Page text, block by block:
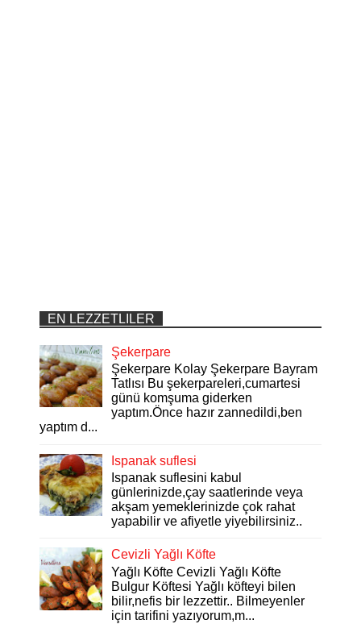
EN LEZZETLILER
Şekerpare
Şekerpare Kolay Şekerpare Bayram
Tatlısı Bu şekerpareleri,cumartesi
günü komşuma giderken
yaptım.Önce hazır zannedildi,ben
yaptım d...
Ispanak suflesi
Ispanak suflesini kabul
günlerinizde,çay saatlerinde veya
akşam yemeklerinizde çok rahat
yapabilir ve afiyetle yiyebilirsiniz..
Cevizli Yağlı Köfte
Yağlı Köfte Cevizli Yağlı Köfte
Bulgur Köftesi Yağlı köfteyi bilen
bilir,nefis bir lezzettir.. Bilmeyenler
için tarifini yazıyorum,m...